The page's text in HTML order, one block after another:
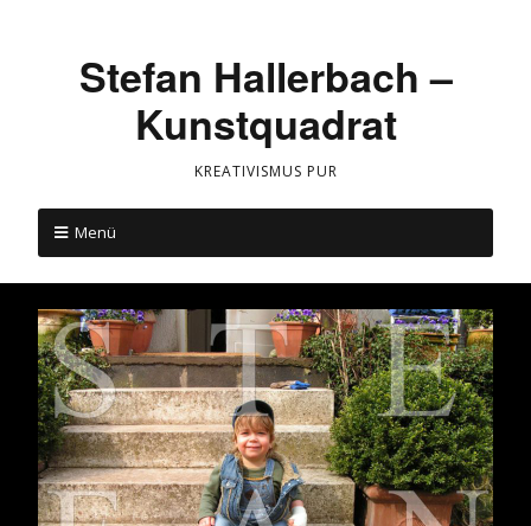
Stefan Hallerbach –
Kunstquadrat
KREATIVISMUS PUR
Menü